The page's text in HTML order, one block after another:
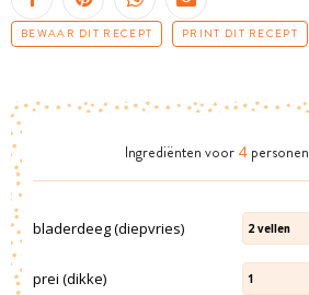
BEWAAR DIT RECEPT PRINT DIT RECEPT
Ingrediënten voor 4 personen
bladerdeeg (diepvries) 2 vellen
prei (dikke) 1